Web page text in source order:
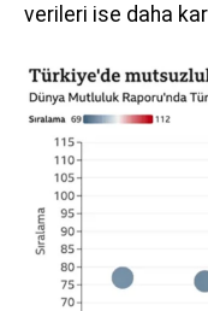
verileri ise daha